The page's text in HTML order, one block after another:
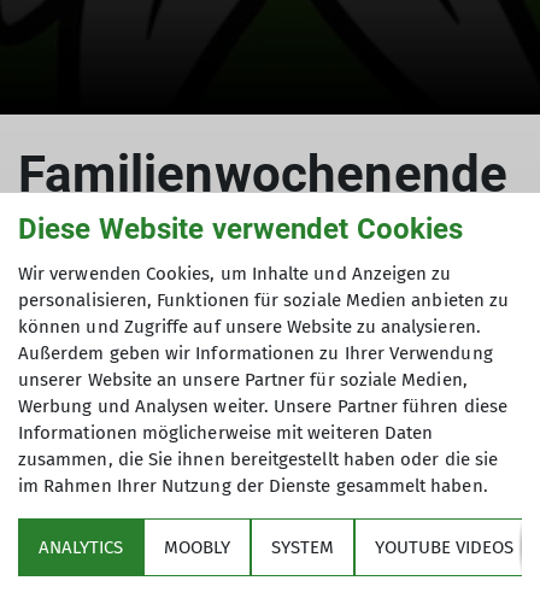
Familienwochenende
am Hirschbichl
vom 07. bis 09.09.2001
07.09.2001
Jugend2001
Tourenleiterin: Schönfelder Christa
Teilnehmer: 39
Diese Website verwendet Cookies
Wir verwenden Cookies, um Inhalte und Anzeigen zu
personalisieren, Funktionen für soziale Medien anbieten zu
können und Zugriffe auf unsere Website zu analysieren.
Außerdem geben wir Informationen zu Ihrer Verwendung
unserer Website an unsere Partner für soziale Medien,
Werbung und Analysen weiter. Unsere Partner führen diese
Informationen möglicherweise mit weiteren Daten
zusammen, die Sie ihnen bereitgestellt haben oder die sie
im Rahmen Ihrer Nutzung der Dienste gesammelt haben.
ANALYTICS MOOBLY SYSTEM YOUTUBE VIDEOS